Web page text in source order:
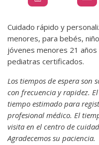
Cuidado rápido y
menores, para bebés,
jóvenes menores 21
pediatras certificados.
Los tiempos de espera son
con frecuencia y rapidez.
tiempo estimado para
profesional médico. El
visita en el centro de
Agradecemos su paciencia.